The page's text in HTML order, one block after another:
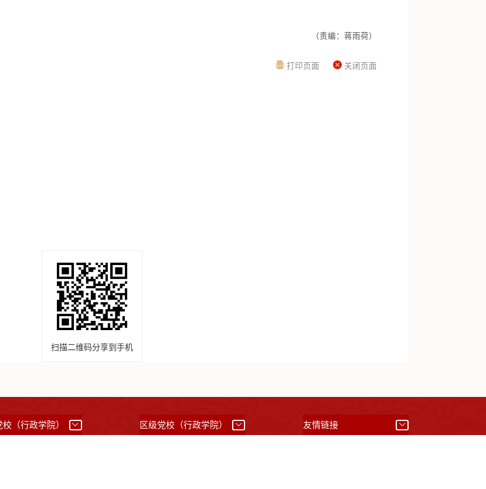
（责编：蒋雨荷）
打印页面 关闭页面
扫描二维码分享到手机
（行政学院） 区级党校（行政学院） 友情链接